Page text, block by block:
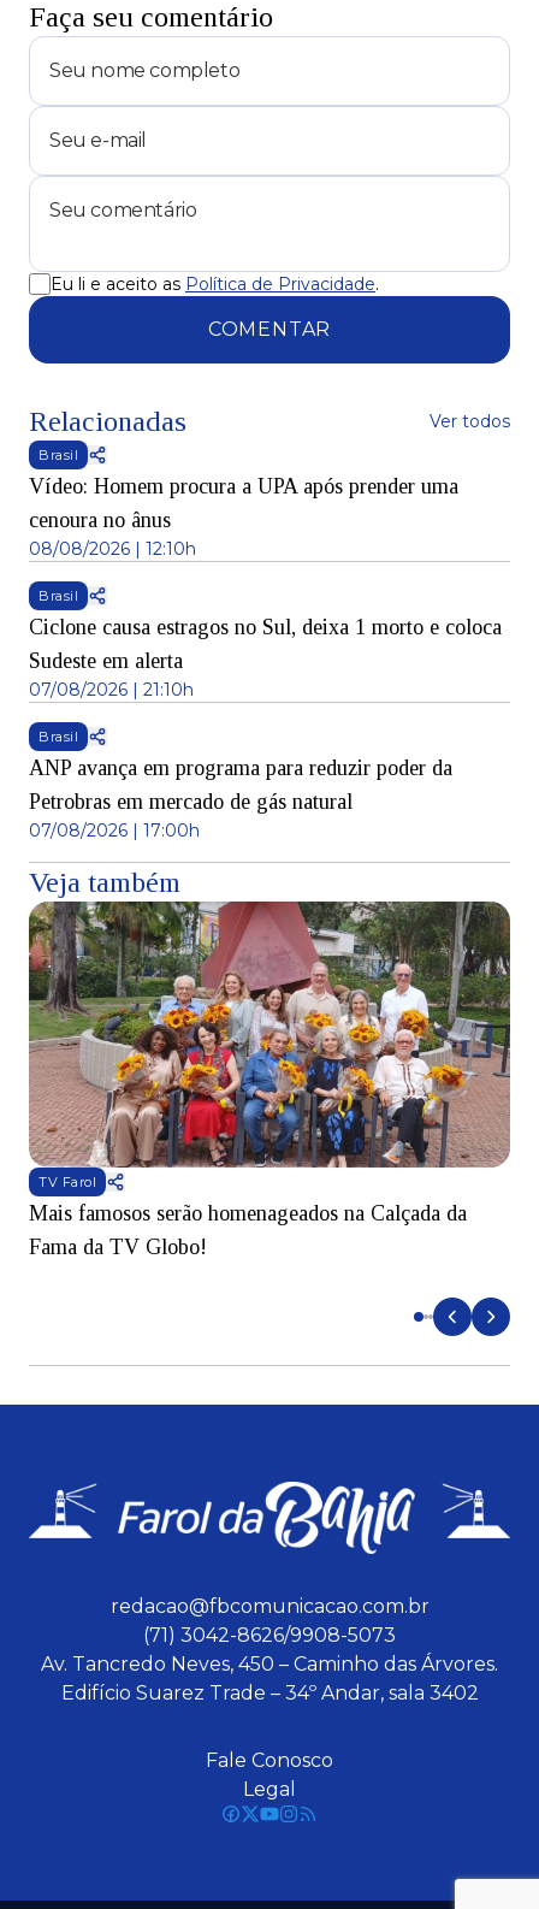
Faça seu comentário
Eu li e aceito as Política de Privacidade.
COMENTAR
Relacionadas Ver todos
Brasil
Vídeo: Homem procura a UPA após prender uma
cenoura no ânus
08/08/2026 | 12:10h
Brasil
Ciclone causa estragos no Sul, deixa 1 morto e coloca
Sudeste em alerta
07/08/2026 | 21:10h
Brasil
ANP avança em programa para reduzir poder da
Petrobras em mercado de gás natural
07/08/2026 | 17:00h
Veja também
TV Farol
Mais famosos serão homenageados na Calçada da
Fama da TV Globo!
redacao@fbcomunicacao.com.br
(71) 3042-8626/9908-5073
Av. Tancredo Neves, 450 – Caminho das Árvores.
Edifício Suarez Trade – 34º Andar, sala 3402
Fale Conosco
Legal